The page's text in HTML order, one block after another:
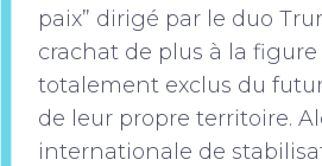
paix” dirigé par le duo
crachat de plus à la
totalement exclus du
de leur propre territoire.
internationale de